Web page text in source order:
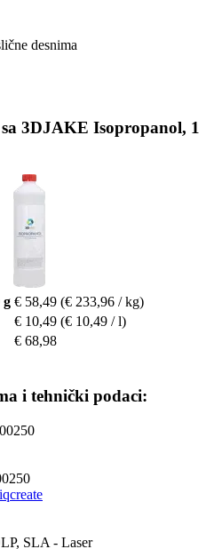
desnima
3DJAKE Isopropanol, 1
g € 58,49 (€ 233,96 / kg)
€ 10,49 (€ 10,49 / l)
€ 68,98
i tehnički podaci:
SLA - Laser